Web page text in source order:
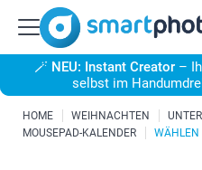
🪄 NEU: Instant Creator –
selbst im
HOME WEIHNACHTEN
MOUSEPAD-KALENDER
WÄHLEN